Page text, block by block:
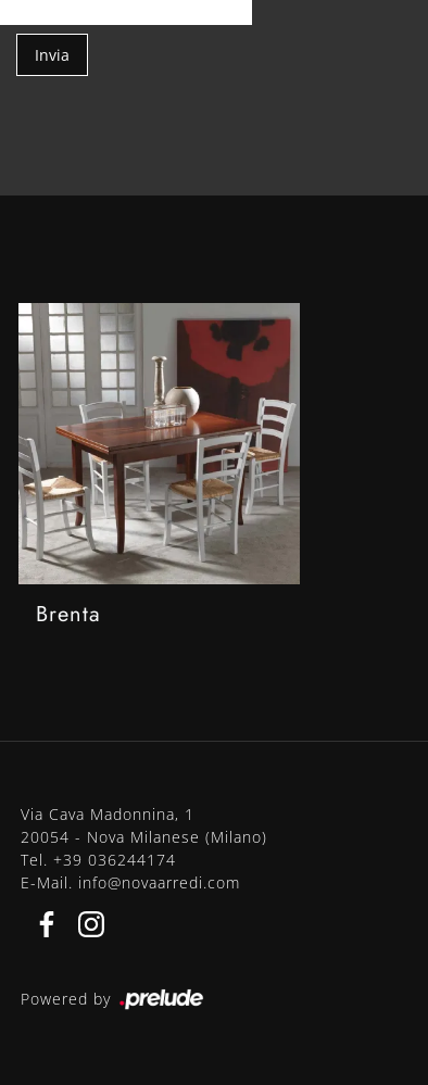
Invia
Brenta
Via Cava Madonnina, 1
20054 - Nova Milanese (Milano)
Tel. +39 036244174
E-Mail. info@novaarredi.com
Powered by